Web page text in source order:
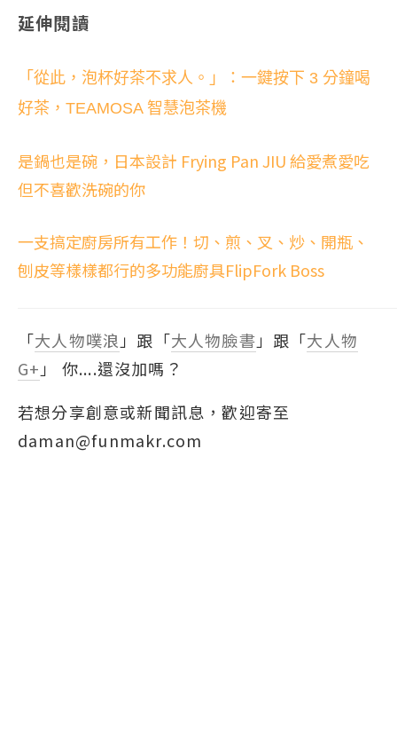
延伸閱讀
「從此，泡杯好茶不求人。」：一鍵按下 3 分鐘喝
好茶，TEAMOSA 智慧泡茶機
是鍋也是碗，日本設計 Frying Pan JIU 給愛煮愛吃
但不喜歡洗碗的你
一支搞定廚房所有工作！切、煎、叉、炒、開瓶、
刨皮等樣樣都行的多功能廚具FlipFork Boss
「大人物噗浪 」跟「大人物臉書 」跟「大人物
G+ 」 你....還沒加嗎？
若想分享創意或新聞訊息，歡迎寄至
daman@funmakr.com